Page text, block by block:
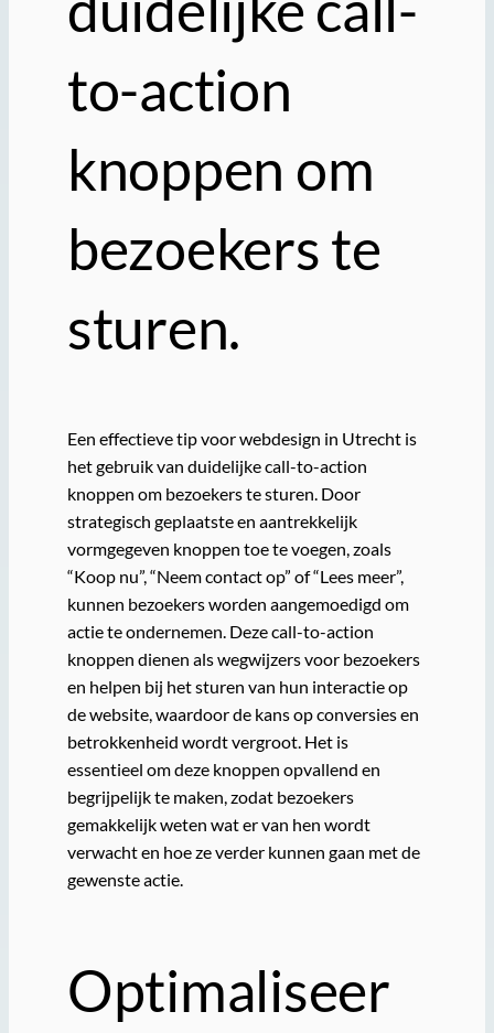
to-action
knoppen om
bezoekers te
sturen.
Een effectieve tip voor webdesign in Utrecht is
het gebruik van duidelijke call-to-action
knoppen om bezoekers te sturen. Door
strategisch geplaatste en aantrekkelijk
vormgegeven knoppen toe te voegen, zoals
“Koop nu”, “Neem contact op” of “Lees meer”,
kunnen bezoekers worden aangemoedigd om
actie te ondernemen. Deze call-to-action
knoppen dienen als wegwijzers voor bezoekers
en helpen bij het sturen van hun interactie op
de website, waardoor de kans op conversies en
betrokkenheid wordt vergroot. Het is
essentieel om deze knoppen opvallend en
begrijpelijk te maken, zodat bezoekers
gemakkelijk weten wat er van hen wordt
verwacht en hoe ze verder kunnen gaan met de
gewenste actie.
Optimaliseer